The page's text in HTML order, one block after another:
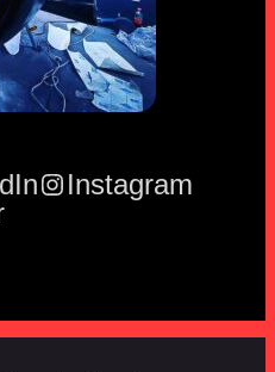
Instagram